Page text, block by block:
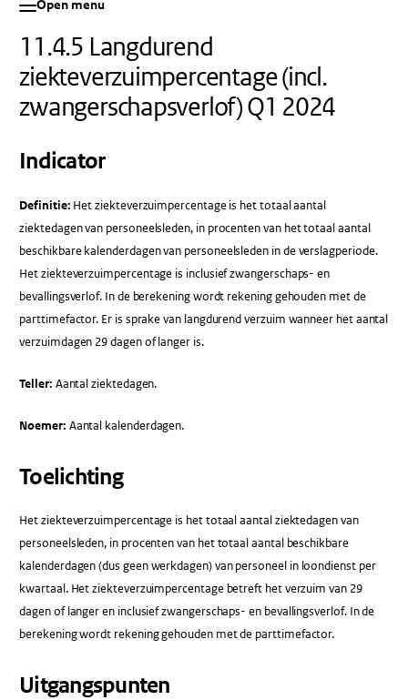
Open menu
11.4.5 Langdurend
ziekteverzuimpercentage (incl.
zwangerschapsverlof) Q1 2024
Indicator
Definitie: Het ziekteverzuimpercentage is het totaal aantal
ziektedagen van personeelsleden, in procenten van het totaal aantal
beschikbare kalenderdagen van personeelsleden in de verslagperiode.
Het ziekteverzuimpercentage is inclusief zwangerschaps- en
bevallingsverlof. In de berekening wordt rekening gehouden met de
parttimefactor. Er is sprake van langdurend verzuim wanneer het aantal
verzuimdagen 29 dagen of langer is.
Teller: Aantal ziektedagen.
Noemer: Aantal kalenderdagen.
Toelichting
Het ziekteverzuimpercentage is het totaal aantal ziektedagen van
personeelsleden, in procenten van het totaal aantal beschikbare
kalenderdagen (dus geen werkdagen) van personeel in loondienst per
kwartaal. Het ziekteverzuimpercentage betreft het verzuim van 29
dagen of langer en inclusief zwangerschaps- en bevallingsverlof. In de
berekening wordt rekening gehouden met de parttimefactor.
Uitgangspunten